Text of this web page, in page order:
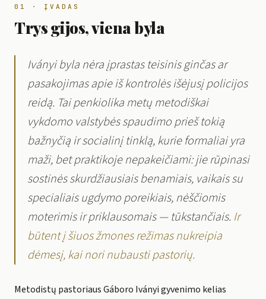
01 · ĮVADAS
Trys gijos, viena byla
Iványi byla nėra įprastas teisinis ginčas ar
pasakojimas apie iš kontrolės išėjusį policijos
reidą. Tai penkiolika metų metodiškai
vykdomo valstybės spaudimo prieš tokią
bažnyčią ir socialinį tinklą, kurie formaliai yra
maži, bet praktikoje nepakeičiami: jie rūpinasi
sostinės skurdžiausiais benamiais, vaikais su
specialiais ugdymo poreikiais, nėščiomis
moterimis ir priklausomais — tūkstančiais. Ir
būtent į šiuos žmones režimas nukreipia
dėmesį, kai nori nubausti pastorių.
Metodistų pastoriaus Gáboro Iványi gyvenimo kelias